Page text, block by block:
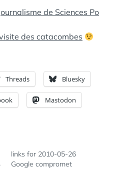
de Sciences Po
des catacombes
Threads Bluesky
Mastodon
links for 2010-05-26
Google compromet